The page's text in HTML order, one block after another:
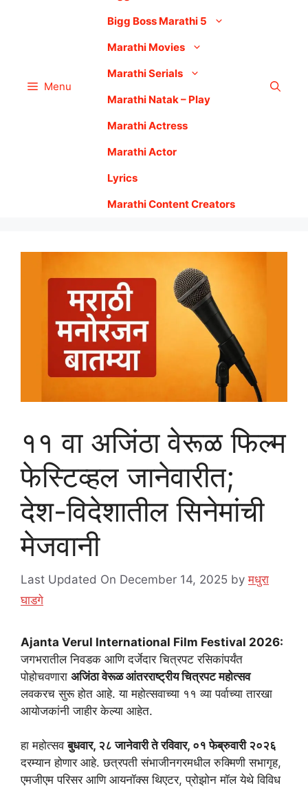
Menu
Bigg Boss Marathi 5
Marathi Movies
Marathi Serials
Marathi Natak – Play
Marathi Actress
Marathi Actor
Lyrics
Marathi Content Creators
११ वा अजिंठा वेरूळ फिल्म
फेस्टिव्हल जानेवारीत;
देश-विदेशातील सिनेमांची
मेजवानी
Last Updated On December 14, 2025 byमधुरा
घाडगे
Ajanta Verul International Film Festival 2026:
जगभरातील निवडक आणि दर्जेदार चित्रपट रसिकांपर्यंत
पोहोचवणारा अजिंठा वेरूळ आंतरराष्ट्रीय चित्रपट महोत्सव
लवकरच सुरू होत आहे. या महोत्सवाच्या ११ व्या पर्वाच्या तारखा
आयोजकांनी जाहीर केल्या आहेत.
हा महोत्सवबुधवार, २८ जानेवारी ते रविवार, ०१ फेब्रुवारी २०२६
दरम्यान होणार आहे. छत्रपती संभाजीनगरमधील रुक्मिणी सभागृह,
एमजीएम परिसर आणि आयनॉक्स थिएटर, प्रोझोन मॉल येथे विविध